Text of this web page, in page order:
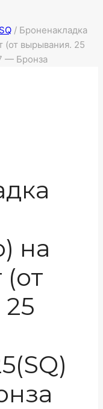
/ Броненакладка
(от вырывания. 25
— Бронза
на